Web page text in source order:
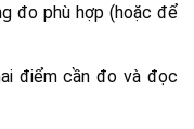
đo phù hợp (hoặc để
điểm cần đo và đọc